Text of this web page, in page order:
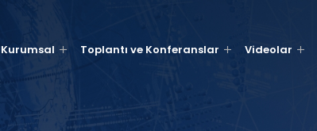
Kurumsal Toplantı ve Konferanslar Videolar